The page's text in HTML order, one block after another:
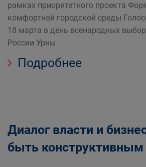
рамках приоритетного проекта
комфортной городской среды
18 марта в день всенародных
России Урны
Подробнее
Диалог власти и
быть конструктивным